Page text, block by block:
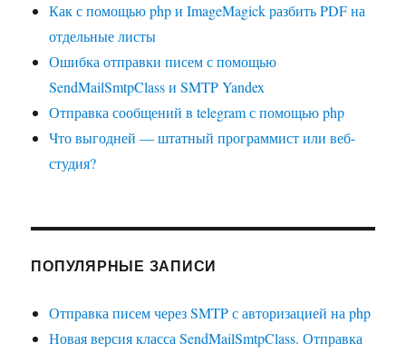
Как с помощью php и ImageMagick разбить PDF на
отдельные листы
Ошибка отправки писем с помощью
SendMailSmtpClass и SMTP Yandex
Отправка сообщений в telegram с помощью php
Что выгодней — штатный программист или веб-
студия?
ПОПУЛЯРНЫЕ ЗАПИСИ
Отправка писем через SMTP с авторизацией на php
Новая версия класса SendMailSmtpClass. Отправка